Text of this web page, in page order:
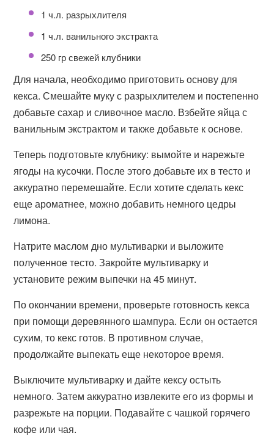
1 ч.л. разрыхлителя
1 ч.л. ванильного экстракта
250 гр свежей клубники
Для начала, необходимо приготовить основу для
кекса. Смешайте муку с разрыхлителем и постепенно
добавьте сахар и сливочное масло. Взбейте яйца с
ванильным экстрактом и также добавьте к основе.
Теперь подготовьте клубнику: вымойте и нарежьте
ягоды на кусочки. После этого добавьте их в тесто и
аккуратно перемешайте. Если хотите сделать кекс
еще ароматнее, можно добавить немного цедры
лимона.
Натрите маслом дно мультиварки и выложите
полученное тесто. Закройте мультиварку и
установите режим выпечки на 45 минут.
По окончании времени, проверьте готовность кекса
при помощи деревянного шампура. Если он остается
сухим, то кекс готов. В противном случае,
продолжайте выпекать еще некоторое время.
Выключите мультиварку и дайте кексу остыть
немного. Затем аккуратно извлеките его из формы и
разрежьте на порции. Подавайте с чашкой горячего
кофе или чая.